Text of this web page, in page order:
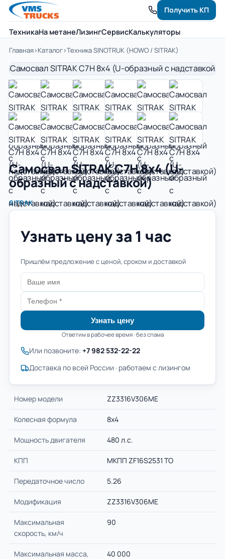
ТехникаНа метанеЛизингСервисКалькуляторы
Получить КП
Главная›Каталог›Техника SINOTRUK (HOWO / SITRAK)
Самосвал SITRAK C7H 8x4 (U-
образный с надставкой)
SITRAK
Узнать цену за 1 час
Пришлём предложение с ценой, сроком и доставкой
Узнать цену
Ответим в рабочее время · без спама
Или позвоните: +7 982 532-22-22
Доставка по всей России · работаем с лизингом
Номер модели ZZ3316V306ME
Колесная формула 8х4
Мощность двигателя 480 л.с.
КПП МКПП ZF16S2531 TO
Передаточное число 5.26
Модификация ZZ3316V306ME
Максимальная
скорость, км/ч
90
Максимальная масса,
40 000